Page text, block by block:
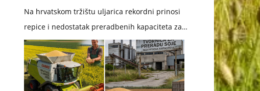
Na hrvatskom tržištu uljarica rekordni prinosi
repice i nedostatak preradbenih kapaciteta za
soju